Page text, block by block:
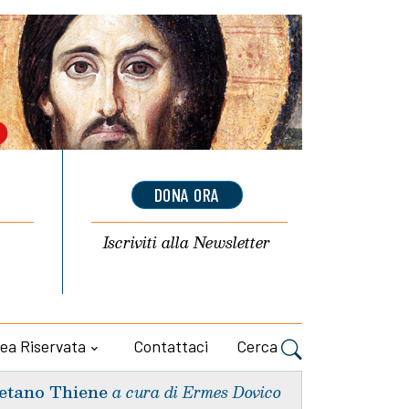
DONA ORA
Iscriviti allaNewsletter
Riservata Contattaci Cerca
Thiene a cura di Ermes Dovico